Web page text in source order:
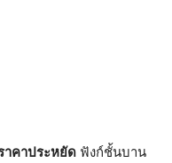
าคาประหยัด ฟังก์ชั้นบาน